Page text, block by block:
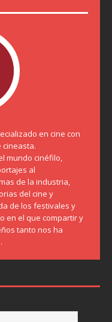
en cine con
cineasta.
mundo cinéfilo,
al
de la industria,
del cine y
de los festivales y
en el que compartir y
tanto nos ha